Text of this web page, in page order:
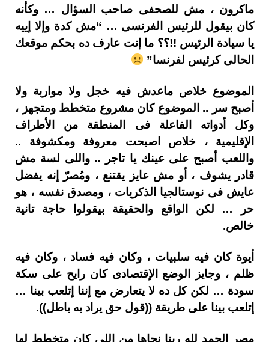
ماكرون ، مش للصحفى صاحب السؤال … وكأنه
كان بيقول للرئيس الفرنسى … “مش كدة وإلا إييه
يا سيادة الرئيس !!؟؟ ما إنت عارف ده بحكم موقعك
الحالى كرئيس لفرنسا”
الموضوع خلاص ماعدش فيه خجل ولا مواربة ولا
أصبح سر .. الموضوع كان مشروع متخطط ومتجهز ،
وكل أدواته الفاعلة فى المنطقة من الأطراف
الإقليمية ، خلاص اصبحت معروفة ومكشوفة ..
واللعب أصبح على عينك يا تاجر .. واللى لسة مش
قادر يشوف ، أو مش عايز يقتنع ، ومُصرّ إنه يفضل
عايش فى نوستالجيا الذكريات ، ومصدق نفسه ، هو
حر … لكن الواقع والحقيقة بيقولوا حاجة تانية
خالص.
أيوة كان فيه سلبيات ، وكان فيه فساد ، وكان فيه
ظلم ، وجايز الوضع الإقتصادى كان رايح على سكة
سودة … لكن كل ده لا يتعارض مع إننا إتلعب بينا …
إتلعب بينا على طريقة ((قول حق يراد به باطل)).
مصر الحمد لله ربنا نجاها من اللى كان متخطط لها